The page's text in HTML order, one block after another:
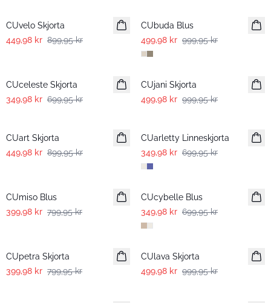
CUvelo Skjorta
449,98 kr 899,95 kr
CUbuda Blus
499,98 kr 999,95 kr
CUceleste Skjorta
349,98 kr 699,95 kr
-50%
CUjani Skjorta
499,98 kr 999,95 kr
CUart Skjorta
449,98 kr 899,95 kr
CUarletty Linneskjorta
349,98 kr 699,95 kr
CUmiso Blus
399,98 kr 799,95 kr
-50%
CUcybelle Blus
349,98 kr 699,95 kr
CUpetra Skjorta
399,98 kr 799,95 kr
-50%
CUlava Skjorta
499,98 kr 999,95 kr